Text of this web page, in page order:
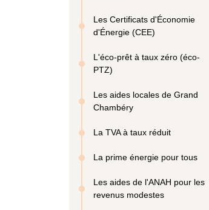
Les Certificats d'Économie
d'Énergie (CEE)
L'éco-prêt à taux zéro (éco-
PTZ)
Les aides locales de Grand
Chambéry
La TVA à taux réduit
La prime énergie pour tous
Les aides de l'ANAH pour les
revenus modestes